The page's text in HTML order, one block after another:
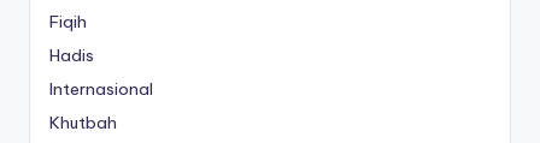
Fiqih
Hadis
Internasional
Khutbah